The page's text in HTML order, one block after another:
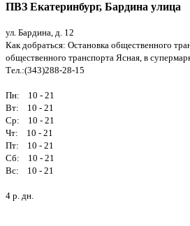
ПВЗ Екатеринбург, Бардина улица
ул. Бардина, д. 12
Как добраться: Остановка общественного
общественного транспорта Ясная, в
Тел.:(343)288-28-15
Пн: 10 - 21
Вт: 10 - 21
Ср: 10 - 21
Чт: 10 - 21
Пт: 10 - 21
Сб: 10 - 21
Вс: 10 - 21
4 р. дн.